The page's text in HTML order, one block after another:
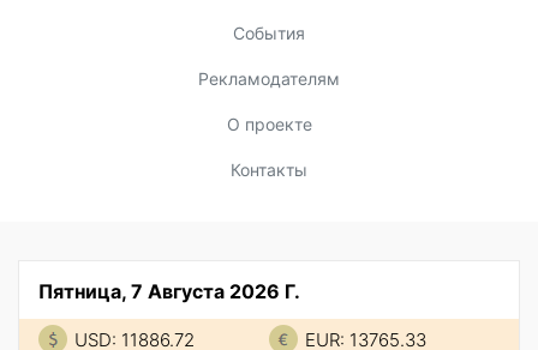
События
Рекламодателям
О проекте
Контакты
Пятница, 7 Августа 2026 Г.
USD: 11886.72 EUR: 13765.33